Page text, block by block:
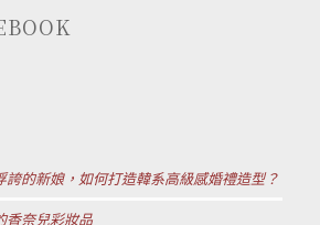
誇的新娘，如何打造韓系高級感婚禮造型？
香奈兒彩妝品